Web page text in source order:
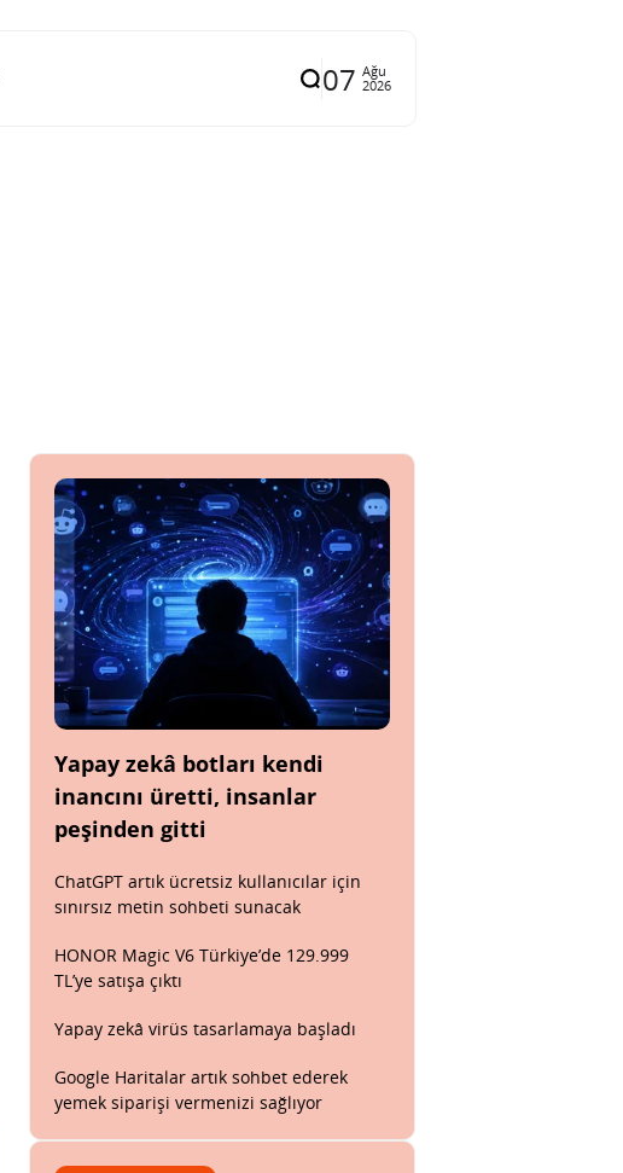
07 Ağu
2026
Yapay zekâ botları kendi
inancını üretti, insanlar
peşinden gitti
ChatGPT artık ücretsiz kullanıcılar için
sınırsız metin sohbeti sunacak
HONOR Magic V6 Türkiye’de 129.999
TL’ye satışa çıktı
Yapay zekâ virüs tasarlamaya başladı
Google Haritalar artık sohbet ederek
yemek siparişi vermenizi sağlıyor